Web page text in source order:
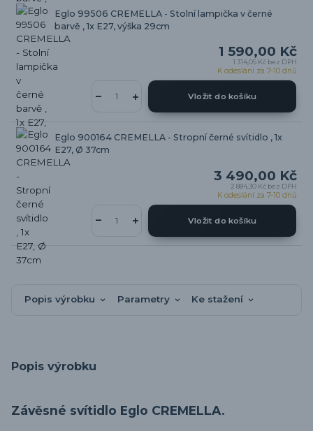
Eglo 99506 CREMELLA - Stolní lampička v černé
barvě , 1x E27, výška 29cm
1 590,00 Kč
1 314,05 Kč bez DPH
K odeslání za 7-10 dnů
Vložit do košíku
Eglo 900164 CREMELLA - Stropní černé svítidlo , 1x
E27, Ø 37cm
3 490,00 Kč
2 884,30 Kč bez DPH
K odeslání za 7-10 dnů
Vložit do košíku
Popis výrobku Parametry Ke stažení
Popis výrobku
Závěsné svítidlo Eglo CREMELLA.